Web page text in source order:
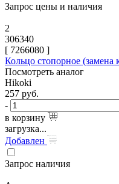
Запрос цены и наличия
2
306340
[ 7266080 ]
Кольцо стопорное (замена
Посмотреть аналог
Hikoki
257 руб.
-
в корзину
загрузка...
Добавлен
Запрос наличия